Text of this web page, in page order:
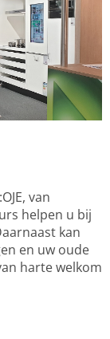
van
helpen u bij
kan
en uw oude
harte welkom